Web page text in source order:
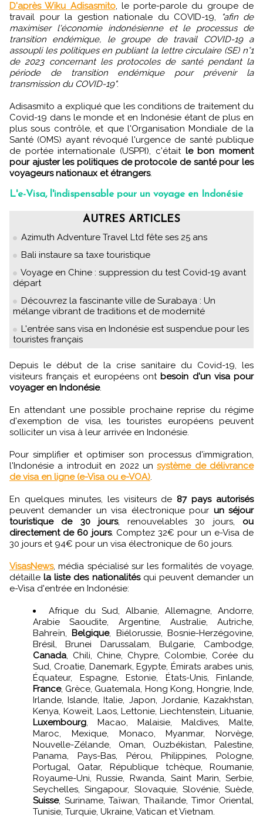
D'après Wiku Adisasmito, le porte-parole du groupe de
travail pour la gestion nationale du COVID-19,
"afin de
maximiser l'économie indonésienne et le processus de
transition endémique, le groupe de travail COVID-19 a
assoupli les politiques en publiant la lettre circulaire (SE) n°1
de 2023 concernant les protocoles de santé pendant la
période de transition endémique pour prévenir la
transmission du COVID-19".
Adisasmito a expliqué que les conditions de traitement du
Covid-19 dans le monde et en Indonésie étant de plus en
plus sous contrôle, et que l'Organisation Mondiale de la
Santé (OMS) ayant révoqué l'urgence de santé publique
de portée internationale (USPPI), c'était le bon moment
pour ajuster les politiques de protocole de santé pour les
voyageurs nationaux et étrangers.
L'e-Visa, l'indispensable pour un voyage en Indonésie
AUTRES ARTICLES
Azimuth Adventure Travel Ltd fête ses 25 ans
Bali instaure sa taxe touristique
Voyage en Chine : suppression du test Covid-19 avant
départ
Découvrez la fascinante ville de Surabaya : Un
mélange vibrant de traditions et de modernité
L'entrée sans visa en Indonésie est suspendue pour les
touristes français
Depuis le début de la crise sanitaire du Covid-19, les
visiteurs français et européens ont besoin d'un visa pour
voyager en Indonésie.
En attendant une possible prochaine reprise du régime
d'exemption de visa, les touristes européens peuvent
solliciter un visa à leur arrivée en Indonésie.
Pour simplifier et optimiser son processus d'immigration,
l'Indonésie a introduit en 2022 unsystème de délivrance
de visa en ligne (e-Visa ou e-VOA).
En quelques minutes, les visiteurs de 87 pays autorisés
peuvent demander un visa électronique pour un séjour
touristique de 30 jours, renouvelables 30 jours, ou
directement de 60 jours. Comptez 32€ pour un e-Visa de
30 jours et 94€ pour un visa électronique de 60 jours.
VisasNews, média spécialisé sur les formalités de voyage,
détaillela liste des nationalitésqui peuvent demander un
e-Visa d'entrée en Indonésie:
Afrique du Sud, Albanie, Allemagne, Andorre,
Arabie Saoudite, Argentine, Australie, Autriche,
Bahreïn, Belgique, Biélorussie, Bosnie-Herzégovine,
Brésil, Brunei Darussalam, Bulgarie, Cambodge,
Canada, Chili, Chine, Chypre, Colombie, Corée du
Sud, Croatie, Danemark, Egypte, Émirats arabes unis,
Équateur, Espagne, Estonie, États-Unis, Finlande,
France, Grèce, Guatemala, Hong Kong, Hongrie, Inde,
Irlande, Islande, Italie, Japon, Jordanie, Kazakhstan,
Kenya, Koweït, Laos, Lettonie, Liechtenstein, Lituanie,
Luxembourg, Macao, Malaisie, Maldives, Malte,
Maroc, Mexique, Monaco, Myanmar, Norvège,
Nouvelle-Zélande, Oman, Ouzbékistan, Palestine,
Panama, Pays-Bas, Pérou, Philippines, Pologne,
Portugal, Qatar, République tchèque, Roumanie,
Royaume-Uni, Russie, Rwanda, Saint Marin, Serbie,
Seychelles, Singapour, Slovaquie, Slovénie, Suède,
Suisse, Suriname, Taïwan, Thaïlande, Timor Oriental,
Tunisie, Turquie, Ukraine, Vatican et Vietnam.